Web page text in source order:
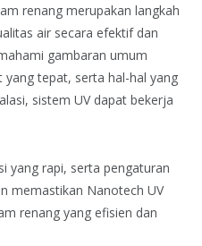
renang merupakan langkah
air secara efektif dan
gambaran umum
tepat, serta hal-hal yang
sistem UV dapat bekerja
yang rapi, serta pengaturan
memastikan Nanotech UV
renang yang efisien dan